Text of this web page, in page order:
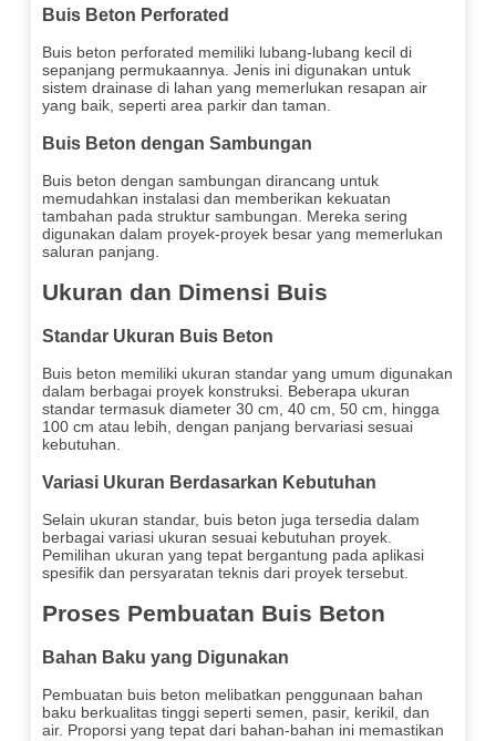
Buis Beton Perforated
Buis beton perforated memiliki lubang-lubang kecil di
sepanjang permukaannya. Jenis ini digunakan untuk
sistem drainase di lahan yang memerlukan resapan air
yang baik, seperti area parkir dan taman.
Buis Beton dengan Sambungan
Buis beton dengan sambungan dirancang untuk
memudahkan instalasi dan memberikan kekuatan
tambahan pada struktur sambungan. Mereka sering
digunakan dalam proyek-proyek besar yang memerlukan
saluran panjang.
Ukuran dan Dimensi Buis
Standar Ukuran Buis Beton
Buis beton memiliki ukuran standar yang umum digunakan
dalam berbagai proyek konstruksi. Beberapa ukuran
standar termasuk diameter 30 cm, 40 cm, 50 cm, hingga
100 cm atau lebih, dengan panjang bervariasi sesuai
kebutuhan.
Variasi Ukuran Berdasarkan Kebutuhan
Selain ukuran standar, buis beton juga tersedia dalam
berbagai variasi ukuran sesuai kebutuhan proyek.
Pemilihan ukuran yang tepat bergantung pada aplikasi
spesifik dan persyaratan teknis dari proyek tersebut.
Proses Pembuatan Buis Beton
Bahan Baku yang Digunakan
Pembuatan buis beton melibatkan penggunaan bahan
baku berkualitas tinggi seperti semen, pasir, kerikil, dan
air. Proporsi yang tepat dari bahan-bahan ini memastikan